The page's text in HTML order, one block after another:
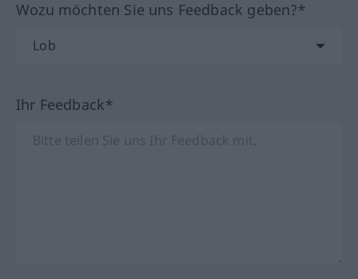
Wozu möchten Sie uns Feedback geben?*
Ihr Feedback*